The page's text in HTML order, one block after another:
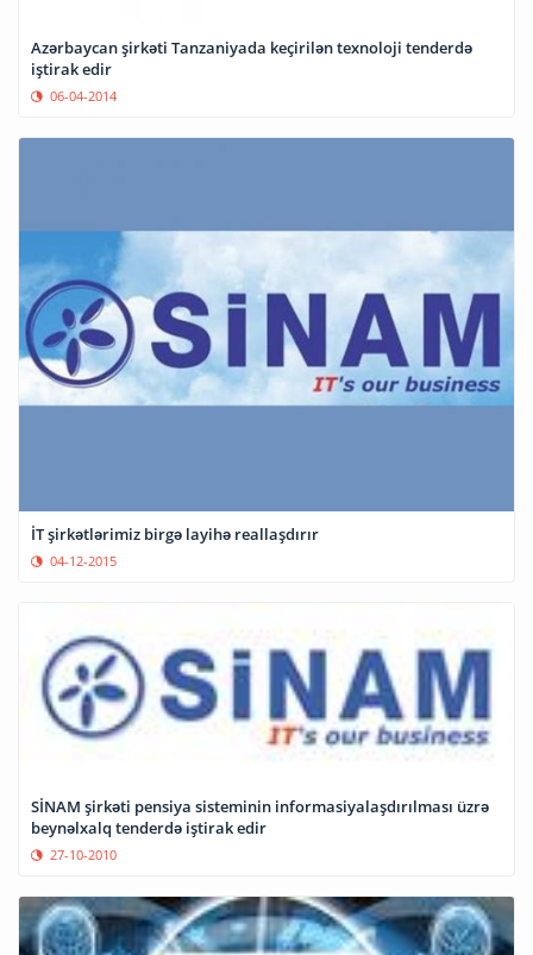
Azərbaycan şirkəti Tanzaniyada keçirilən texnoloji tenderdə
iştirak edir
06-04-2014
İT şirkətlərimiz birgə layihə reallaşdırır
04-12-2015
SİNAM şirkəti pensiya sisteminin informasiyalaşdırılması üzrə
beynəlxalq tenderdə iştirak edir
27-10-2010